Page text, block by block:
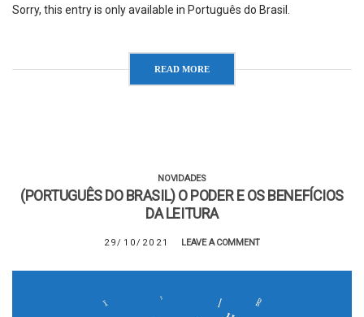
Sorry, this entry is only available in Português do Brasil.
READ MORE
NOVIDADES
(PORTUGUÊS DO BRASIL) O PODER E OS BENEFÍCIOS
DA LEITURA
29/10/2021 LEAVE A COMMENT